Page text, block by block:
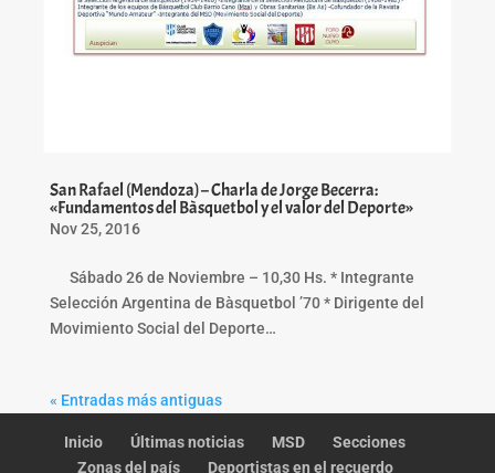
San Rafael (Mendoza) – Charla de Jorge Becerra:
«Fundamentos del Bàsquetbol y el valor del Deporte»
Nov 25, 2016
Sábado 26 de Noviembre – 10,30 Hs. * Integrante
Selección Argentina de Bàsquetbol ’70 * Dirigente del
Movimiento Social del Deporte…
« Entradas más antiguas
Inicio Últimas noticias MSD
Secciones
Zonas del país
Deportistas en el recuerdo